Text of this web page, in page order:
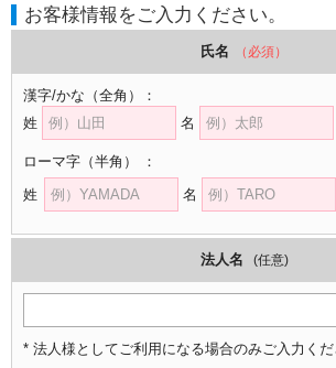
お客様情報をご入力ください。
氏名 （必須）
漢字/かな （全角）
：
姓
名
ローマ字 （半角）
：
姓
名
法人名 (任意)
* 法人様としてご利用になる場合のみご入力くだ